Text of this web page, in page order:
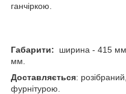
ганчіркою.
Габарити: ширина - 415
мм.
Доставляється:
фурнітурою.